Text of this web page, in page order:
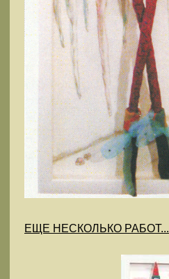
ЕЩЕ НЕСКОЛЬКО РАБОТ...